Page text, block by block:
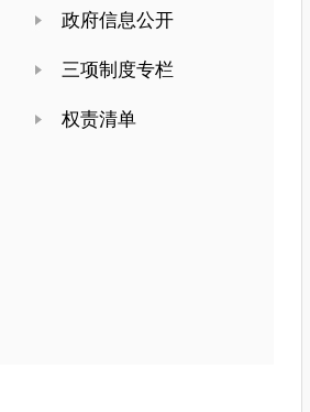
政府信息公开
三项制度专栏
权责清单